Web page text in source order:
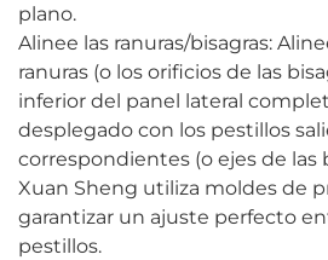
plano.
Alinee las ranuras/bisagras:
ranuras (o los orificios de las
inferior del panel lateral
desplegado con los pestillos
correspondientes (o ejes de las
Xuan Sheng utiliza moldes de
garantizar un ajuste perfecto
pestillos.